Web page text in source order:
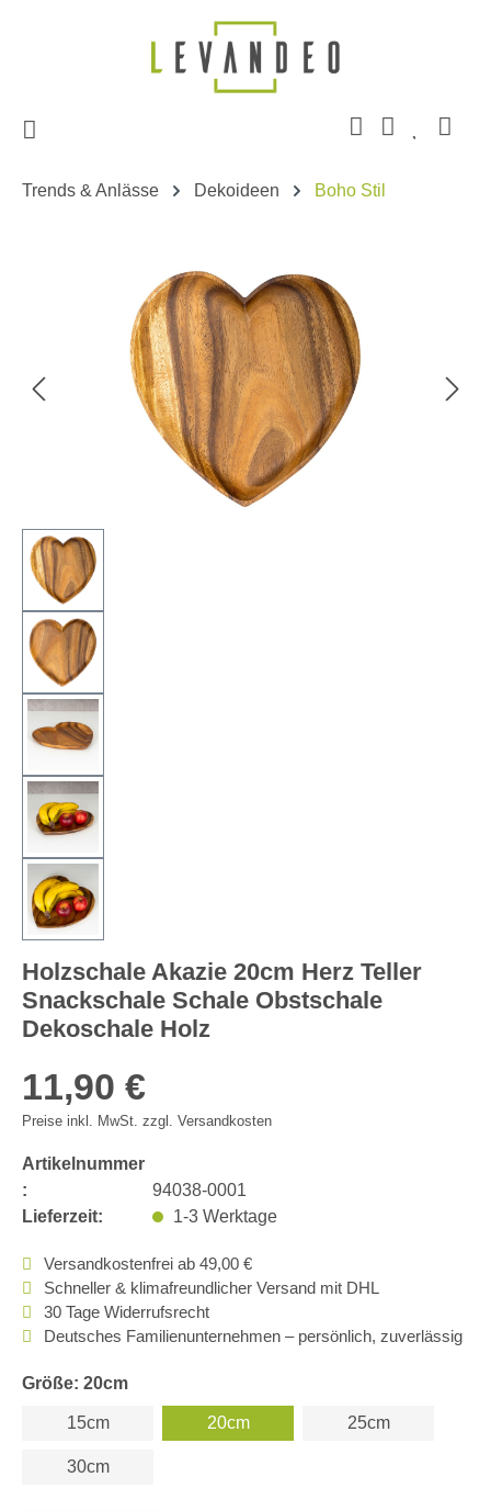
Zum Hauptinhalt springen
Trends & Anlässe Dekoideen Boho Stil
Bildergalerie überspringen
Holzschale Akazie 20cm Herz Teller
Snackschale Schale Obstschale
Dekoschale Holz
11,90 €
Preise inkl. MwSt. zzgl. Versandkosten
Artikelnummer
:
94038-0001
Lieferzeit:
1-3 Werktage
Versandkostenfrei ab 49,00 €
Schneller & klimafreundlicher Versand mit DHL
30 Tage Widerrufsrecht
Deutsches Familienunternehmen – persönlich, zuverlässig
Größe: 20cm
15cm 20cm 25cm
30cm